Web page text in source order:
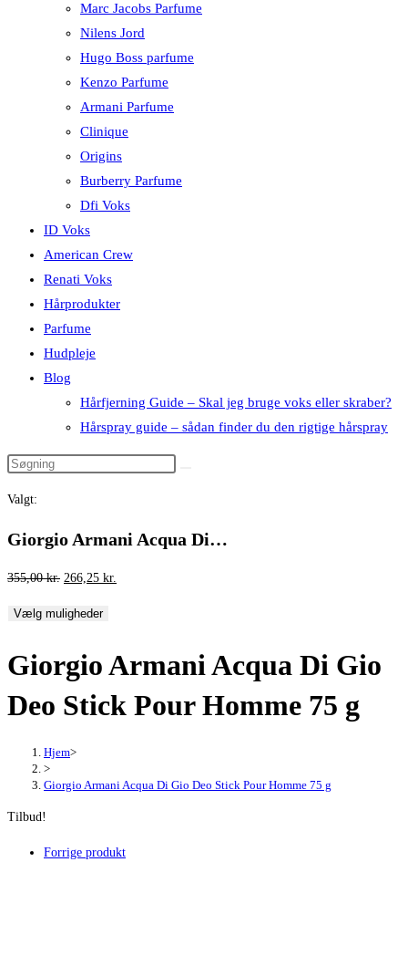
Marc Jacobs Parfume
Nilens Jord
Hugo Boss parfume
Kenzo Parfume
Armani Parfume
Clinique
Origins
Burberry Parfume
Dfi Voks
ID Voks
American Crew
Renati Voks
Hårprodukter
Parfume
Hudpleje
Blog
Hårfjerning Guide – Skal jeg bruge voks eller skraber?
Hårspray guide – sådan finder du den rigtige hårspray
Valgt:
Giorgio Armani Acqua Di…
355,00kr. Den
pris
355,00 kr..
266,25 kr.
266,25 kr..
Vælg muligheder
Giorgio Armani Acqua Di Gio
Deo Stick Pour Homme 75 g
Hjem>
>
Giorgio Armani Acqua Di Gio Deo Stick Pour Homme 75 g
Tilbud!
Forrige produkt